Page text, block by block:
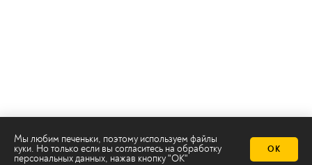
Мы любим печеньки, поэтому используем файлы
куки. Но только если вы согласитесь на обработку
персональных данных, нажав кнопку "ОК"
ОК